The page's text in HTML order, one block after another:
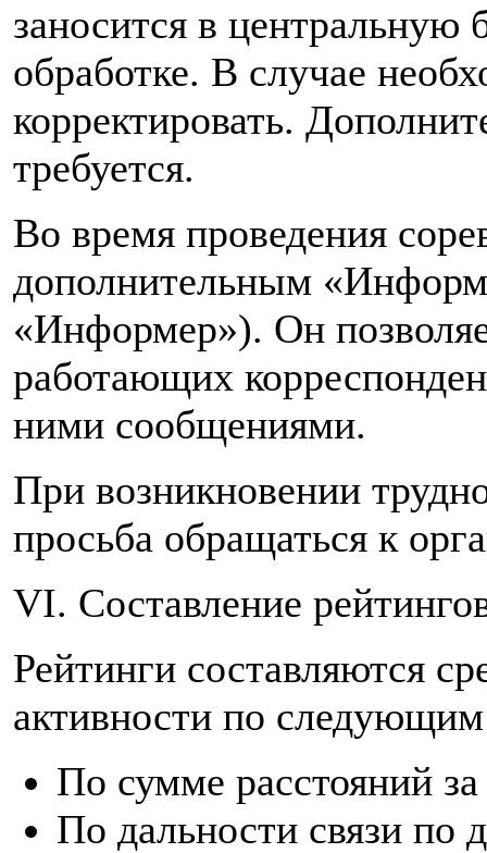
заносится в центральную
обработке. В случае
корректировать.
требуется.
Во время проведения
дополнительным
«Информер»). Он
работающих
ними сообщениями.
При возникновении
просьба обращаться к
VI. Составление
Рейтинги составляются
активности по
По сумме расстояний
По дальности связи по